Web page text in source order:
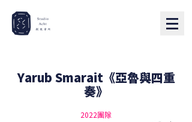
Yarub Smarait《亞魯與四重
奏》
2022團隊